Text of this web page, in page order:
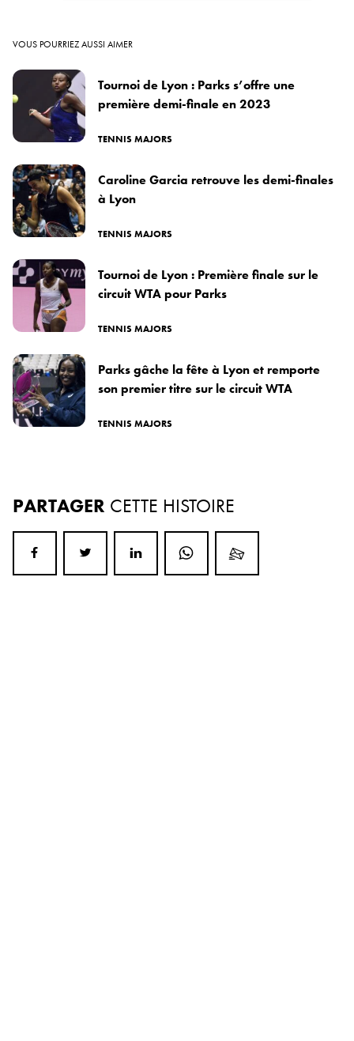
VOUS POURRIEZ AUSSI AIMER
Tournoi de Lyon : Parks s’offre une
première demi-finale en 2023
TENNIS MAJORS
Caroline Garcia retrouve les demi-finales
à Lyon
TENNIS MAJORS
Tournoi de Lyon : Première finale sur le
circuit WTA pour Parks
TENNIS MAJORS
Parks gâche la fête à Lyon et remporte
son premier titre sur le circuit WTA
TENNIS MAJORS
PARTAGER CETTE HISTOIRE